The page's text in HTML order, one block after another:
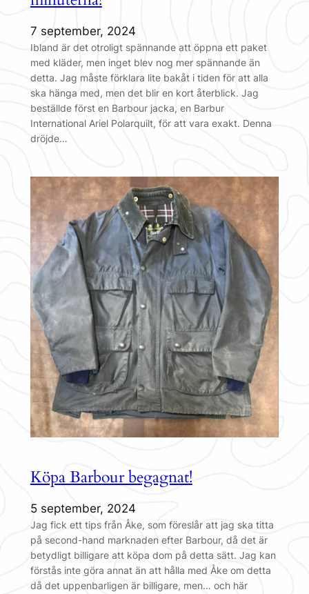
7 september, 2024
Ibland är det otroligt spännande att öppna ett paket
med kläder, men inget blev nog mer spännande än
detta. Jag måste förklara lite bakåt i tiden för att alla
ska hänga med, men det blir en kort återblick. Jag
beställde först en Barbour jacka, en Barbur
International Ariel Polarquilt, för att vara exakt. Denna
dröjde…
Köpa Barbour begagnat!
5 september, 2024
Jag fick ett tips från Åke, som föreslår att jag ska titta
på second-hand marknaden efter Barbour, då det är
betydligt billigare att köpa dom på detta sätt. Jag kan
förstås inte göra annat än att hålla med Åke om detta
då det uppenbarligen är billigare, men… och här